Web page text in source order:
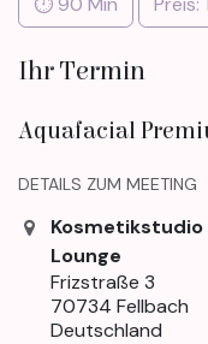
Ihr Termin
Aquafacial
DETAILS ZUM MEETING
Kosmetikstudio
Lounge
Frizstraße 3
70734 Fellbach
Deutschland